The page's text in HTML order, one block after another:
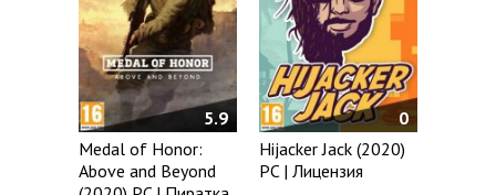
5.9
Medal of Honor:
Above and Beyond
0
Hijacker Jack (2020)
PC | Лицензия